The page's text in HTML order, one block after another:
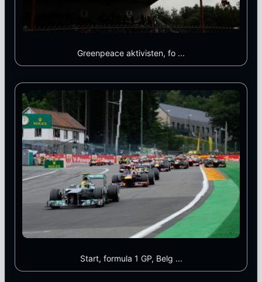
Greenpeace aktivisten, fo ...
Start, formula 1 GP, Belg ...